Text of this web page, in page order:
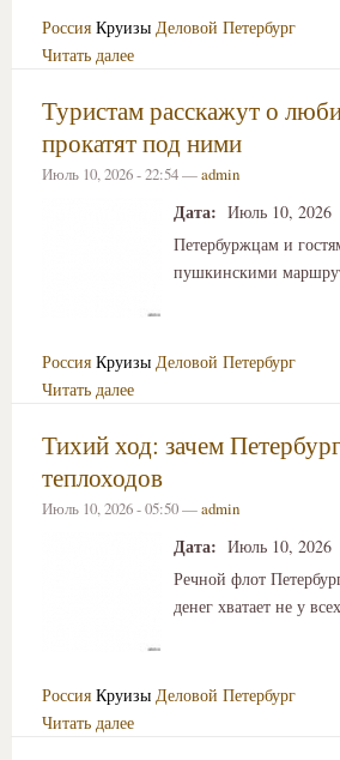
Россия Круизы Деловой Петербург
Читать далее
Туристам расскажут о
прокатят под ними
Июль 10, 2026 - 22:54 —admin
Дата: Июль 10, 2026
Петербуржцам и
пушкинскими
Россия Круизы Деловой Петербург
Читать далее
Тихий ход: зачем
теплоходов
Июль 10, 2026 - 05:50 —admin
Дата: Июль 10, 2026
Речной флот
денег хватает не у
Россия Круизы Деловой Петербург
Читать далее